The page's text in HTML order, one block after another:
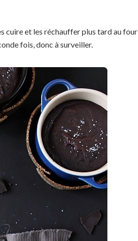
cuire et les réchauffer plus tard au four
fois, donc à surveiller.